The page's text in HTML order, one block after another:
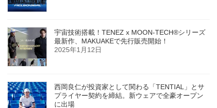
宇宙技術搭載！TENEZ x MOON-TECH®シリーズ
最新作、MAKUAKEで先行販売開始！
2025年1月12日
西岡良仁が投資家として関わる「TENTIAL」とサ
プライヤー契約を締結。新ウェアで全豪オープン
に出場